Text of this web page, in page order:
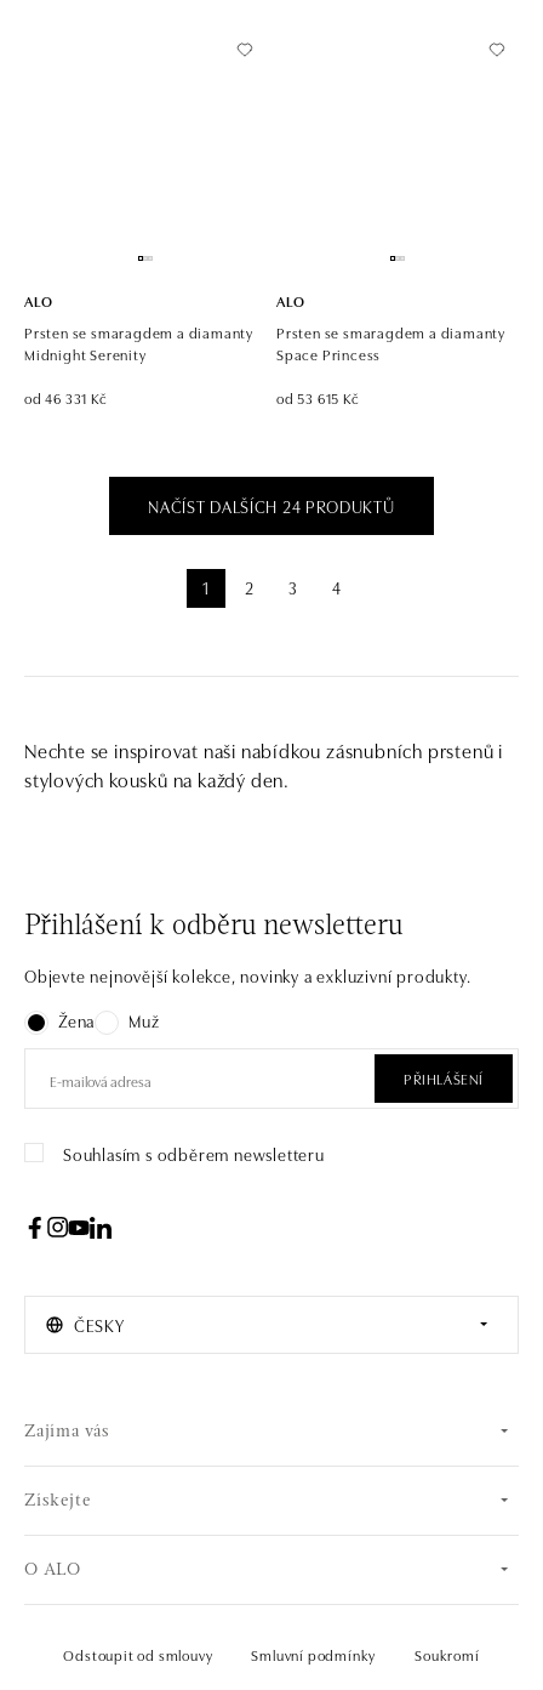
ALO
Prsten se smaragdem a diamanty
Midnight Serenity
od 46 331 Kč
ALO
Prsten se smaragdem a diamanty
Space Princess
od 53 615 Kč
NAČÍST DALŠÍCH 24 PRODUKTŮ
1 2 3 4
Nechte se inspirovat naši nabídkou zásnubních prstenů i
stylových kousků na každý den.
Přihlášení k odběru newsletteru
Objevte nejnovější kolekce, novinky a exkluzivní produkty.
Žena
Muž
PŘIHLÁŠENÍ
Souhlasím s odběrem newsletteru
ČESKY
Zajíma vás
Získejte
O ALO
Odstoupit od smlouvy Smluvní podmínky Soukromí